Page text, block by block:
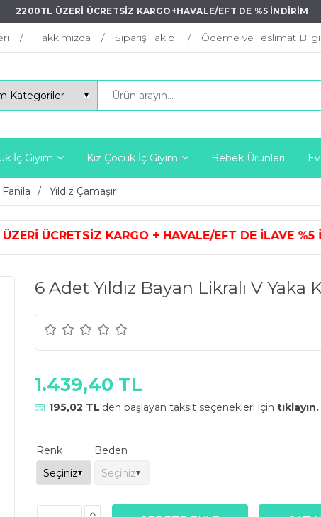
2200TL ÜZERİ ÜCRETSİZ KARGO+HAVALE/EFT DE %5 İNDİRİM
Hakkımızda Sipariş Takibi Ödeme ve Teslimat
İç Giyim Kız Çocuk İç Giyim Bebek Ürünleri
Yıldız Çamaşır
+ HAVALE/EFT DE İLAVE %5
6 Adet Yıldız Bayan Likralı V
1.439,40 TL
195,02 TL'den başlayan taksit seçenekleri için tıklayın.
Renk Beden